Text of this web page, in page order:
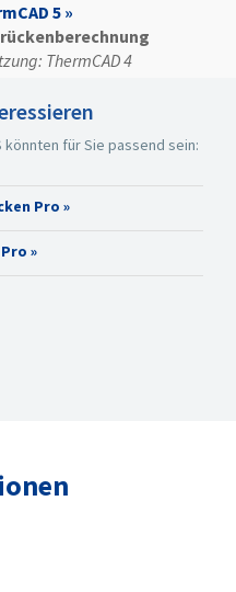
monolithisches Erdreich
Mauerwerk
5 »
ThermCAD 4
könnten für Sie passend sein:
Pro »
»